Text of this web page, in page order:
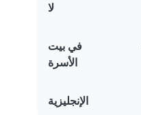
لا
في بيت
الأسرة
الإنجليزية